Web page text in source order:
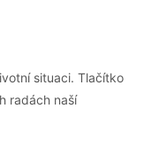
situaci. Tlačítko
radách naší